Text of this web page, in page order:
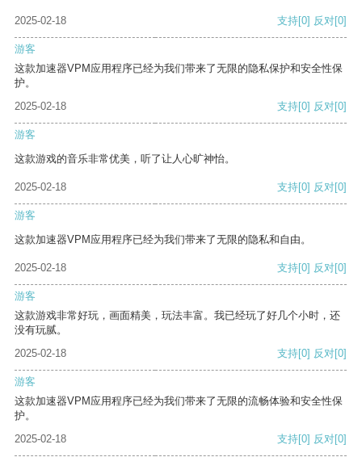
2025-02-18 支持[0] 反对[0]
游客
这款加速器VPM应用程序已经为我们带来了无限的隐私保护和安全性保
护。
2025-02-18
支持[0] 反对[0]
游客
这款游戏的音乐非常优美，听了让人心旷神怡。
2025-02-18 支持[0] 反对[0]
游客
这款加速器VPM应用程序已经为我们带来了无限的隐私和自由。
2025-02-18 支持[0] 反对[0]
游客
这款游戏非常好玩，画面精美，玩法丰富。我已经玩了好几个小时，还
没有玩腻。
2025-02-18
支持[0] 反对[0]
游客
这款加速器VPM应用程序已经为我们带来了无限的流畅体验和安全性保
护。
2025-02-18
支持[0] 反对[0]